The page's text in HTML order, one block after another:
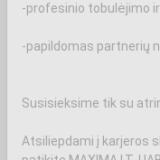
-profesinio tobulėjimo
-papildomas partnerių
Susisieksime tik su
Atsiliepdami į karjeros